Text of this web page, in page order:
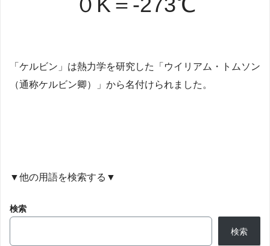
「ケルビン」は熱力学を研究した「ウイリアム・トムソン
（通称ケルビン卿）」から名付けられました。
▼他の用語を検索する▼
検索
検索